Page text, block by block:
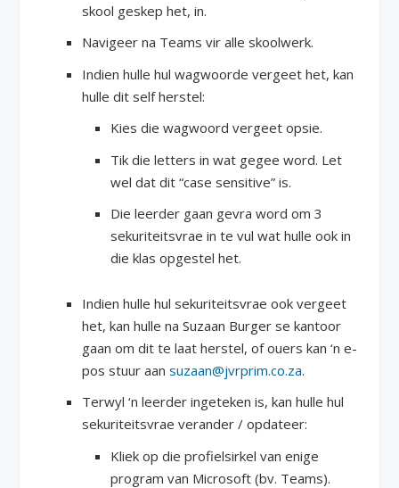
skool geskep het, in.
Navigeer na Teams vir alle skoolwerk.
Indien hulle hul wagwoorde vergeet het, kan
hulle dit self herstel:
Kies die wagwoord vergeet opsie.
Tik die letters in wat gegee word. Let
wel dat dit “case sensitive” is.
Die leerder gaan gevra word om 3
sekuriteitsvrae in te vul wat hulle ook in
die klas opgestel het.
Indien hulle hul sekuriteitsvrae ook vergeet
het, kan hulle na Suzaan Burger se kantoor
gaan om dit te laat herstel, of ouers kan ‘n e-
pos stuur aan suzaan@jvrprim.co.za.
Terwyl ‘n leerder ingeteken is, kan hulle hul
sekuriteitsvrae verander / opdateer:
Kliek op die profielsirkel van enige
program van Microsoft (bv. Teams).